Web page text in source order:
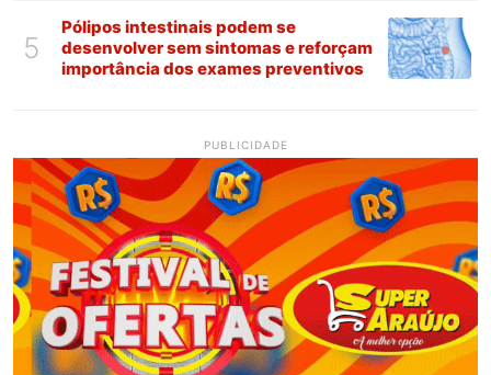
5
Pólipos intestinais podem se
desenvolver sem sintomas e reforçam
importância dos exames preventivos
PUBLICIDADE